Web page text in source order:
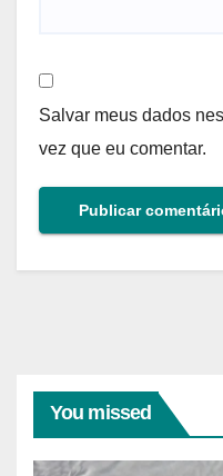
Salvar meus dados
vez que eu comentar.
You missed